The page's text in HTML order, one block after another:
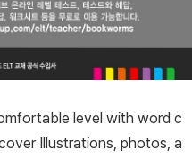
level with word c
Illustrations, photos, a